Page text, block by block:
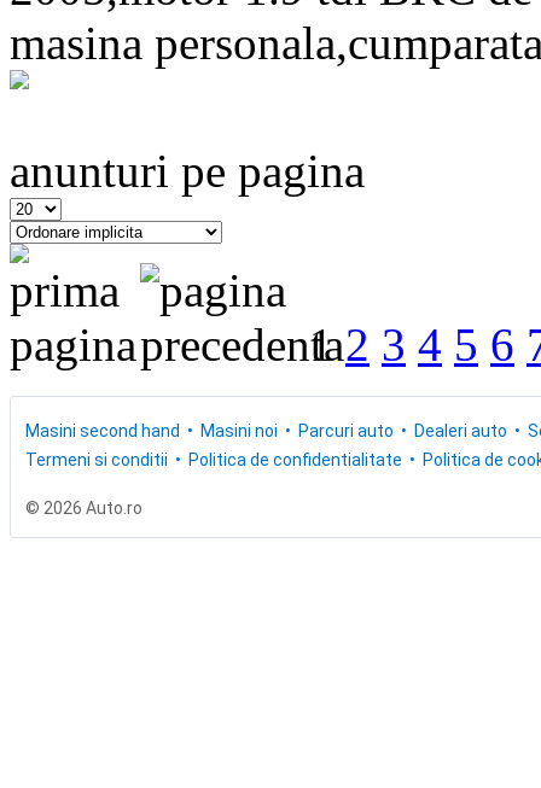
masina
anunturi pe pagina
1 2 3 4 5 6
Masini second hand Masini noi Parcuri auto Dealeri auto
Termeni si conditii
Politica de confidentialitate Politica de
© 2026 Auto.ro